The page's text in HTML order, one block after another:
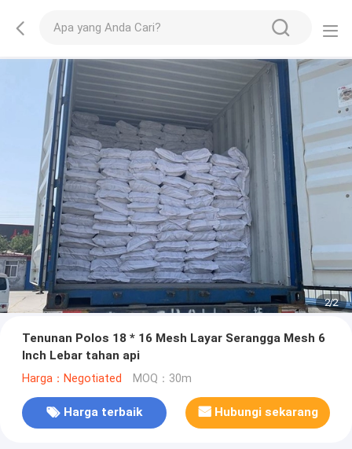
2/2
Tenunan Polos 18 * 16 Mesh Layar Serangga Mesh 6
Inch Lebar tahan api
Harga：Negotiated MOQ：30m
Harga terbaik Hubungi sekarang